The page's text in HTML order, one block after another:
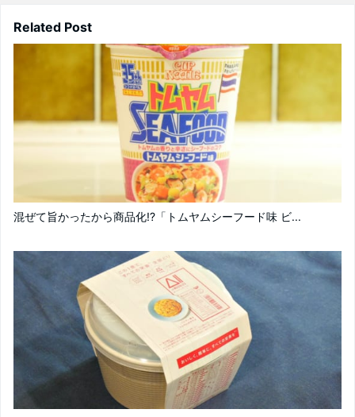
Related Post
混ぜて旨かったから商品化!?「トムヤムシーフード味 ビ...